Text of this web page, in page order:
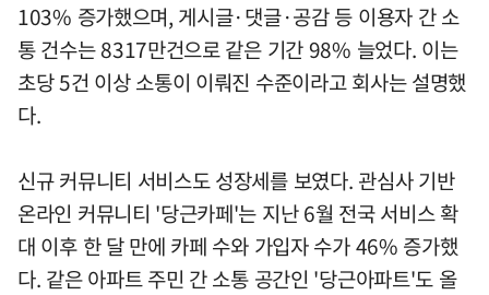
103% 증가했으며, 게시글·댓글·공감 등 이용자 간 소
통 건수는 8317만건으로 같은 기간 98% 늘었다. 이는
초당 5건 이상 소통이 이뤄진 수준이라고 회사는 설명했
다.
신규 커뮤니티 서비스도 성장세를 보였다. 관심사 기반
온라인 커뮤니티 '당근카페'는 지난 6월 전국 서비스 확
대 이후 한 달 만에 카페 수와 가입자 수가 46% 증가했
다. 같은 아파트 주민 간 소통 공간인 '당근아파트'도 올